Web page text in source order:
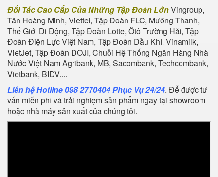
Đối Tác Cao Cấp Của Những Tập Đoàn LớnVingroup,
Tân Hoàng Minh, Viettel, Tập Đoàn FLC, Mường Thanh,
Thế Giới Di Động, Tập Đoàn Lotte, Ôtô Trường Hải, Tập
Đoàn Điện Lực Việt Nam, Tập Đoàn Dầu Khí, Vinamilk,
VietJet, Tập Đoàn DOJI, Chuỗi Hệ Thống Ngân Hàng Nhà
Nước Việt Nam Agribank, MB, Sacombank, Techcombank,
Vietbank, BIDV....
Liên hệ Hotline 098 2770404 Phục Vụ 24/24. Để được tư
vấn miễn phí và trải nghiệm sản phẩm ngay tại showroom
hoặc nhà máy sản xuất của chúng tôi.